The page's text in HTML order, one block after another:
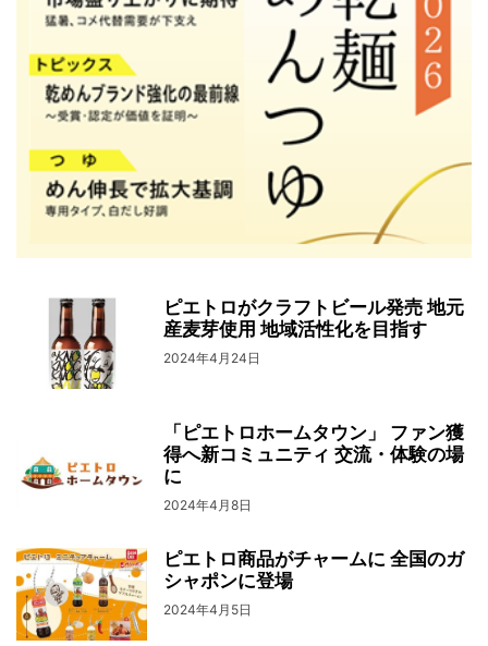
ピエトロがクラフトビール発売 地元
産麦芽使用 地域活性化を目指す
2024年4月24日
「ピエトロホームタウン」 ファン獲
得へ新コミュニティ 交流・体験の場
に
2024年4月8日
ピエトロ商品がチャームに 全国のガ
シャポンに登場
2024年4月5日